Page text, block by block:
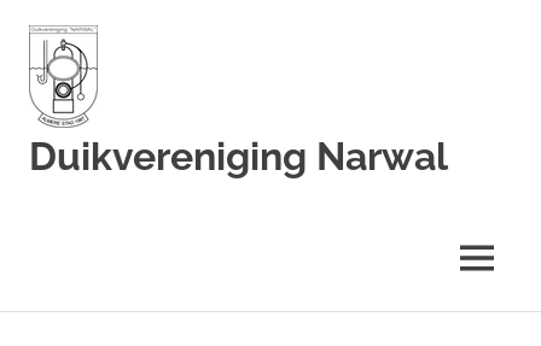
Duikvereniging Narwal
MENU